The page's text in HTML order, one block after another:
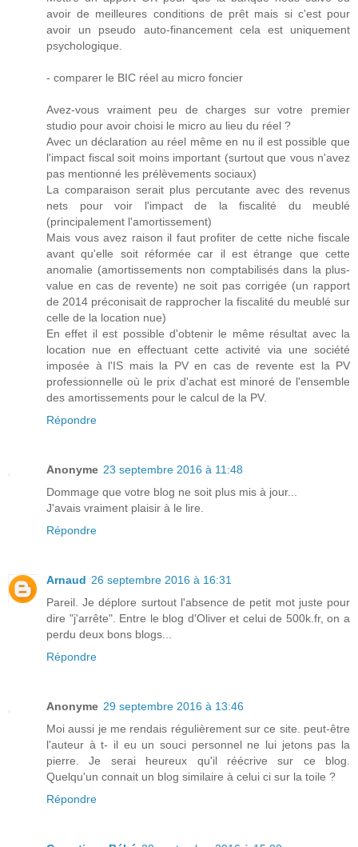
avoir de meilleures conditions de prêt mais si c'est pour
avoir un pseudo auto-financement cela est uniquement
psychologique.
- comparer le BIC réel au micro foncier
Avez-vous vraiment peu de charges sur votre premier
studio pour avoir choisi le micro au lieu du réel ?
Avec un déclaration au réel même en nu il est possible que
l'impact fiscal soit moins important (surtout que vous n'avez
pas mentionné les prélèvements sociaux)
La comparaison serait plus percutante avec des revenus
nets pour voir l'impact de la fiscalité du meublé
(principalement l'amortissement)
Mais vous avez raison il faut profiter de cette niche fiscale
avant qu'elle soit réformée car il est étrange que cette
anomalie (amortissements non comptabilisés dans la plus-
value en cas de revente) ne soit pas corrigée (un rapport
de 2014 préconisait de rapprocher la fiscalité du meublé sur
celle de la location nue)
En effet il est possible d'obtenir le même résultat avec la
location nue en effectuant cette activité via une société
imposée à l'IS mais la PV en cas de revente est la PV
professionnelle où le prix d'achat est minoré de l'ensemble
des amortissements pour le calcul de la PV.
Répondre
Anonyme 23 septembre 2016 à 11:48
Dommage que votre blog ne soit plus mis à jour...
J'avais vraiment plaisir à le lire.
Répondre
Arnaud 26 septembre 2016 à 16:31
Pareil. Je déplore surtout l'absence de petit mot juste pour
dire "j'arrête". Entre le blog d'Oliver et celui de 500k.fr, on a
perdu deux bons blogs...
Répondre
Anonyme 29 septembre 2016 à 13:46
Moi aussi je me rendais régulièrement sur ce site. peut-être
l'auteur à t- il eu un souci personnel ne lui jetons pas la
pierre. Je serai heureux qu'il réécrive sur ce blog.
Quelqu'un connait un blog similaire à celui ci sur la toile ?
Répondre